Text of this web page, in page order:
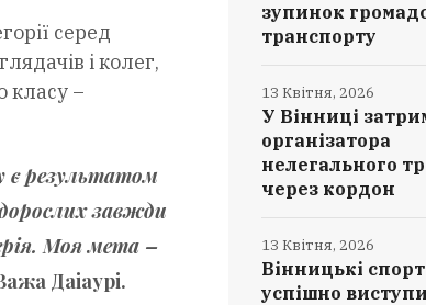
серед
і колег,
класу –
є результатом
завжди
Моя мета –
Даіаурі.
зупинок
транспорту
У Вінниці
організатора
нелегального
через кордон
13 Квітня, 2026
Вінницькі
успішно
13 Квітня, 2026